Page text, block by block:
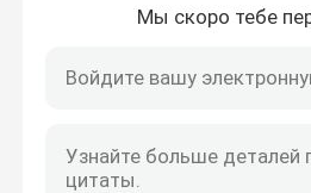
Мы скоро тебе